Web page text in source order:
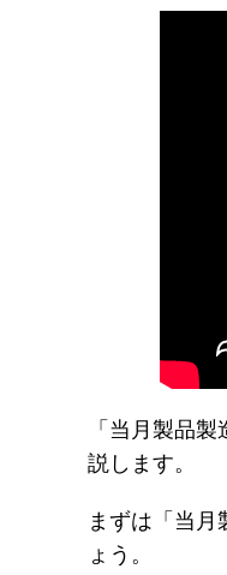
「当月製品
説します。
まずは「当月
ょう。